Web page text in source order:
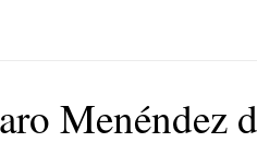
Menéndez